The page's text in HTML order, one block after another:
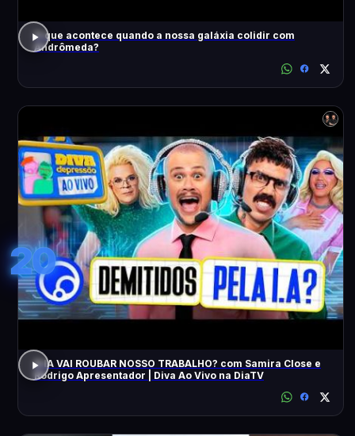
O que acontece quando a nossa galáxia colidir com
Andrômeda?
20
A IA VAI ROUBAR NOSSO TRABALHO? com Samira Close e
Rodrigo Apresentador | Diva Ao Vivo na DiaTV